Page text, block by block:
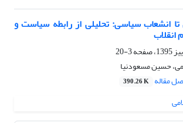
تا انشعاب سیاسی: تحلیلی از رابطه سیاست و
3-20
حسین مسعودنیا
مقاله 390.26 K